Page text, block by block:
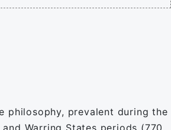
philosophy, prevalent during the
Warring States periods (770